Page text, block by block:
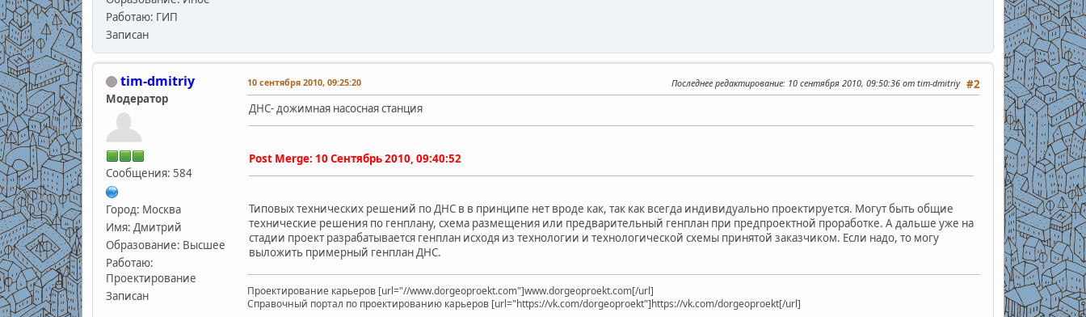
Работаю: ГИП
Записан
tim-dmitriy
Модератор
Сообщения: 584
Город: Москва
Имя: Дмитрий
Образование: Высшее
Работаю:
Проектирование
Записан
#2
10 сентября 2010, 09:25:20 Последнее редактирование: 10 сентября 2010, 09:50:36 от tim-dmitriy
ДНС- дожимная насосная станция
Post Merge: 10 Сентябрь 2010, 09:40:52
Типовых технических решений по ДНС в в принципе нет вроде как, так как всегда индивидуально проектируется. Могут быть общие
технические решения по генплану, схема размещения или предварительный генплан при предпроектной проработке. А дальше уже на
стадии проект разрабатывается генплан исходя из технологии и технологической схемы принятой заказчиком. Если надо, то могу
выложить примерный генплан ДНС.
Проектирование карьеров [url="//www.dorgeoproekt.com"]www.dorgeoproekt.com[/url]
Справочный портал по проектированию карьеров [url="https://vk.com/dorgeoproekt"]https://vk.com/dorgeoproekt[/url]